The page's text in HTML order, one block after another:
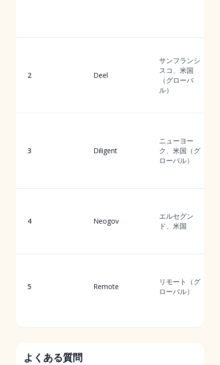
2 Deel
サンフランシ
スコ、米国
（グローバ
ル）
3 Diligent
ニューヨー
ク、米国（グ
ローバル）
4 Neogov
エルセグン
ド、米国
5 Remote
リモート（グ
ローバル）
よくある質問